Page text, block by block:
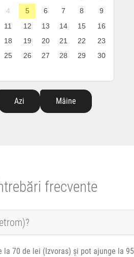
4 5 6 7 8
9
11 12 13 14 15
16
18 19 20 21 22
23
25 26 27 28 29
30
Azi Mâine
frecvente
70 de lei (Izvoras) și pot ajunge la